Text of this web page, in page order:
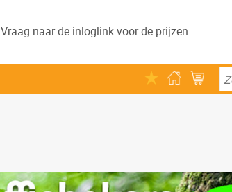
Vraag naar de inloglink voor de prijzen